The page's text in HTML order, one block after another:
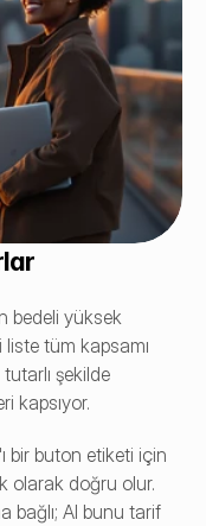
bedeli yüksek
tüm kapsamı
şekilde
kapsıyor.
bir buton etiketi için
olarak doğru olur.
bağlı; AI bunu tarif